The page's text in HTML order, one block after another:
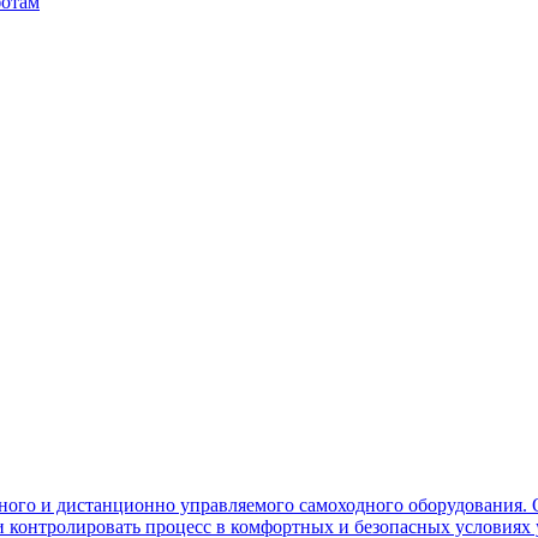
и дистанционно управляемого самоходного
процесс в комфортных и безопасных условиях